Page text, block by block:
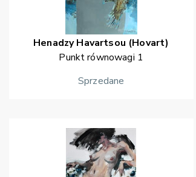
Henadzy Havartsou (Hovart)
Punkt równowagi 1
Sprzedane